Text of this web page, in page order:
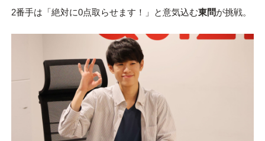
2番手は「絶対に0点取らせます！」と意気込む東問が挑戦。